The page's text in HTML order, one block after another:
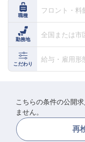
ご利用の流れ
よくある質問
ホテル・宿泊業界
職種
フロント・料
勤務地
全国または市
こだわり
給与・雇用形
こちらの条件の公開
ません。
再